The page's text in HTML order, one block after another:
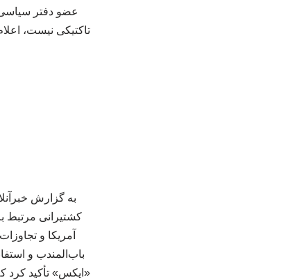
عضو دفتر سیاسی
تاکتیکی نیست،
به گزارش
کشتیرانی مرتبط
آمریکا و
باب‌المندب و
«ایکس» تأکید کرد